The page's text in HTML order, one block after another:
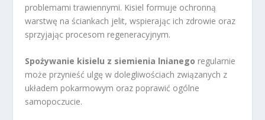
problemami trawiennymi. Kisiel formuje ochronną
warstwę na ściankach jelit, wspierając ich zdrowie oraz
sprzyjając procesom regeneracyjnym.
Spożywanie kisielu z siemienia lnianego regularnie
może przynieść ulgę w dolegliwościach związanych z
układem pokarmowym oraz poprawić ogólne
samopoczucie.